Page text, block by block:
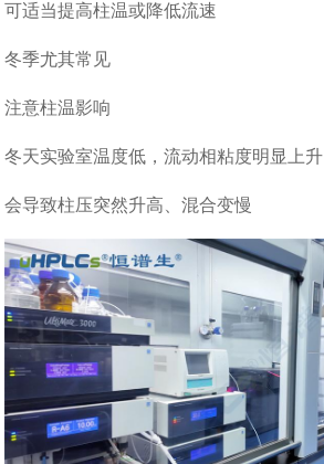
可适当提高柱温或降低流速
冬季尤其常见
注意柱温影响
冬天实验室温度低，流动相粘度明显上升
会导致柱压突然升高、混合变慢